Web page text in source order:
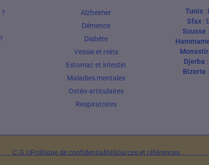
Alzheimer
Démence
Diabète
Vessie et reins
Estomac et intestin
Maladies mentales
Ostéo-articulaires
Respiratoires
Tunis :
Sfax :
Sousse
Monastir
Djerba :
Bizerte
C.G.UPolitique de confidentialitéSources et références